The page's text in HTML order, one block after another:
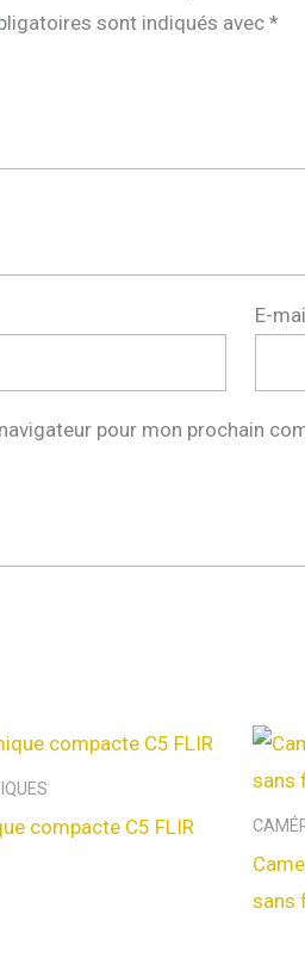
sont indiqués avec*
E-
pour mon prochain
compacte C5 FLIR
sans